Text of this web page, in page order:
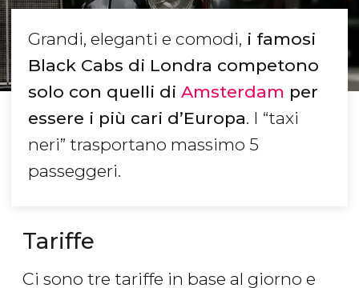
Grandi, eleganti e comodi, i famosi
Black Cabs di Londra competono
solo con quelli di Amsterdam per
essere i più cari d’Europa. I “taxi
neri” trasportano massimo 5
passeggeri.
Tariffe
Ci sono tre tariffe in base al giorno e